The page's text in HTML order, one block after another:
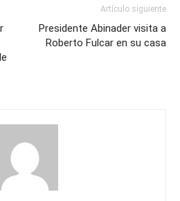
Artículo siguiente
Presidente Abinader visita a
Roberto Fulcar en su casa